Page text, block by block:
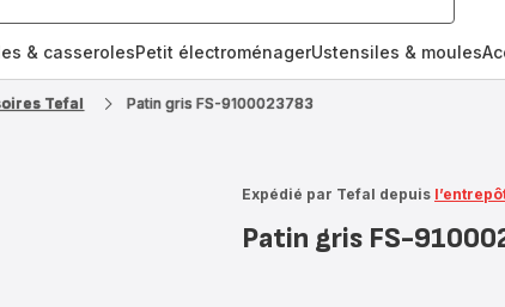
& casserolesPetit électroménagerUstensiles & moules
Tefal Patin gris FS-9100023783
Expédié par Tefal depuis
Patin gris FS-